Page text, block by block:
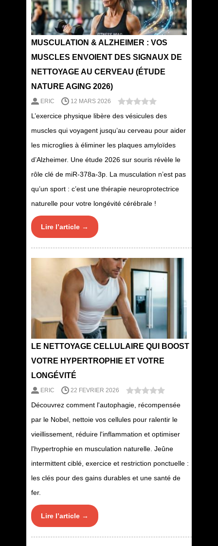
MUSCULATION & ALZHEIMER : VOS
MUSCLES ENVOIENT DES SIGNAUX DE
NETTOYAGE AU CERVEAU (ÉTUDE
NATURE AGING 2026)
ERIC 12 MARS 2026
L’exercice physique libère des vésicules des
muscles qui voyagent jusqu’au cerveau pour aider
les microglies à éliminer les plaques amyloïdes
d’Alzheimer. Une étude 2026 sur souris révèle le
rôle clé de miR-378a-3p. La musculation n’est pas
qu’un sport : c’est une thérapie neuroprotectrice
naturelle pour votre longévité cérébrale !
Lire l’article →
LE NETTOYAGE CELLULAIRE QUI BOOST
VOTRE HYPERTROPHIE ET VOTRE
LONGÉVITÉ
ERIC 22 FEVRIER 2026
Découvrez comment l'autophagie, récompensée
par le Nobel, nettoie vos cellules pour ralentir le
vieillissement, réduire l'inflammation et optimiser
l'hypertrophie en musculation naturelle. Jeûne
intermittent ciblé, exercice et restriction ponctuelle :
les clés pour des gains durables et une santé de
fer.
Lire l’article →